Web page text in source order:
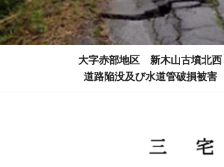
大字赤部地区 新木山古墳北西
道路陥没及び水道管破損被害